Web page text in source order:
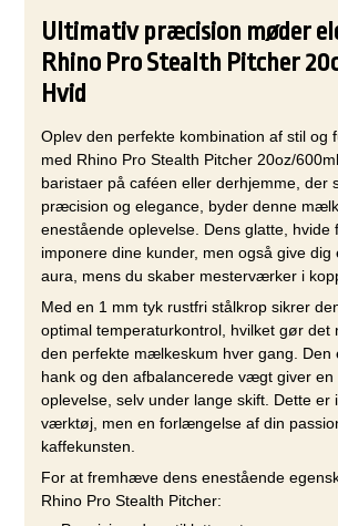
Ultimativ præcision møder
Rhino Pro Stealth Pitcher
Hvid
Oplev den perfekte kombination af stil og
med Rhino Pro Stealth Pitcher 20oz/
baristaer på caféen eller derhjemme, der
præcision og elegance, byder denne
enestående oplevelse. Dens glatte, hvide
imponere dine kunder, men også give dig
aura, mens du skaber mesterværker i
Med en 1 mm tyk rustfri stålkrop sikrer
optimal temperaturkontrol, hvilket gør det
den perfekte mælkeskum hver gang. Den
hank og den afbalancerede vægt giver en
oplevelse, selv under lange skift. Dette er
værktøj, men en forlængelse af din
kaffekunsten.
For at fremhæve dens enestående
Rhino Pro Stealth Pitcher: